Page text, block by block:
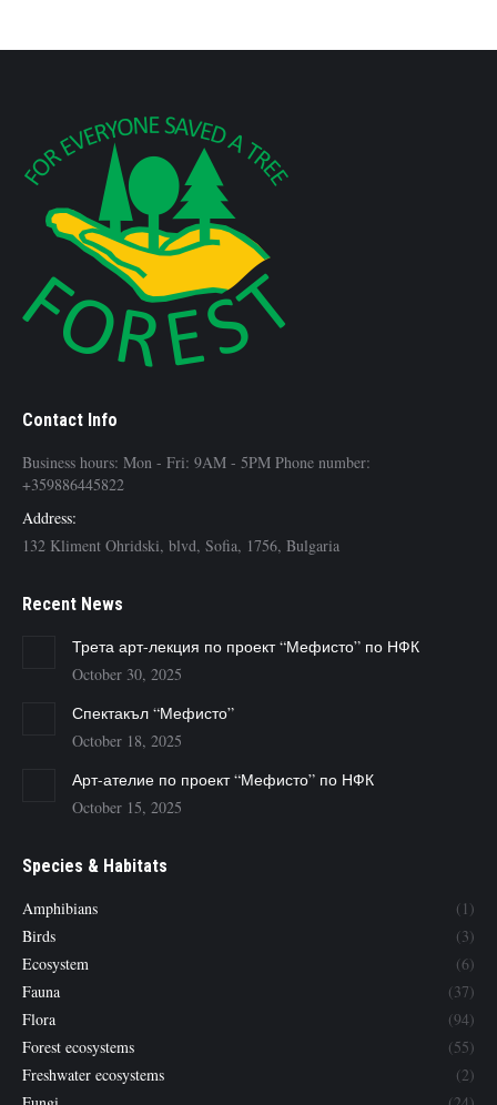
Contact Info
Business hours: Mon - Fri: 9AM - 5PM Phone number:
+359886445822
Address:
132 Kliment Ohridski, blvd, Sofia, 1756, Bulgaria
Recent News
Трета арт-лекция по проект “Мефисто” по НФК
October 30, 2025
Спектакъл “Мефисто”
October 18, 2025
Арт-ателие по проект “Мефисто” по НФК
October 15, 2025
Species & Habitats
Amphibians
(1)
Birds
(3)
Ecosystem
(6)
Fauna
(37)
Flora
(94)
Forest ecosystems
(55)
Freshwater ecosystems
(2)